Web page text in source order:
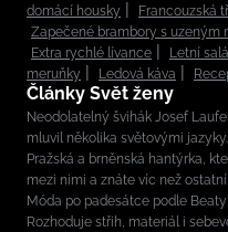
domácí housky
Francouzská
Zapečené brambory s uzeným
Extra rychlé lívance
Letní
meruňky
Ledová káva
Články Svět ženy
Neodolatelný švihák Josef
mluvil několika světovými
Pražská a brněnská hantýrka,
mezi nimi a znáte víc než ostatní
Móda po padesátce podle
Rozhoduje střih, materiál i